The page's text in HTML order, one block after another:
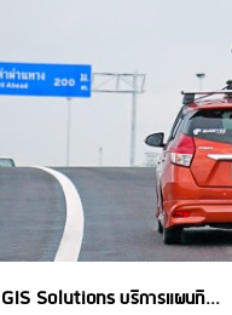
Solutions บริการแผนที...